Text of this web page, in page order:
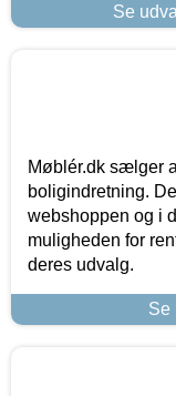
Se
Møblér.dk sælger
boligindretning.
webshoppen og i
muligheden for
deres udvalg.
Se